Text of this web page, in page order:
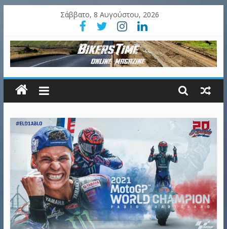
Σάββατο, 8 Αυγούστου, 2026